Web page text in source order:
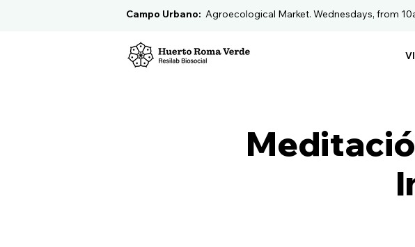
Campo Urbano: Agroecological Market. Wednesdays, from